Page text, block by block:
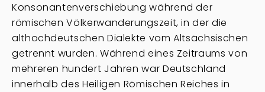
Konsonantenverschiebung während der
römischen Völkerwanderungszeit, in der die
althochdeutschen Dialekte vom Altsächsischen
getrennt wurden. Während eines Zeitraums von
mehreren hundert Jahren war Deutschland
innerhalb des Heiligen Römischen Reiches in